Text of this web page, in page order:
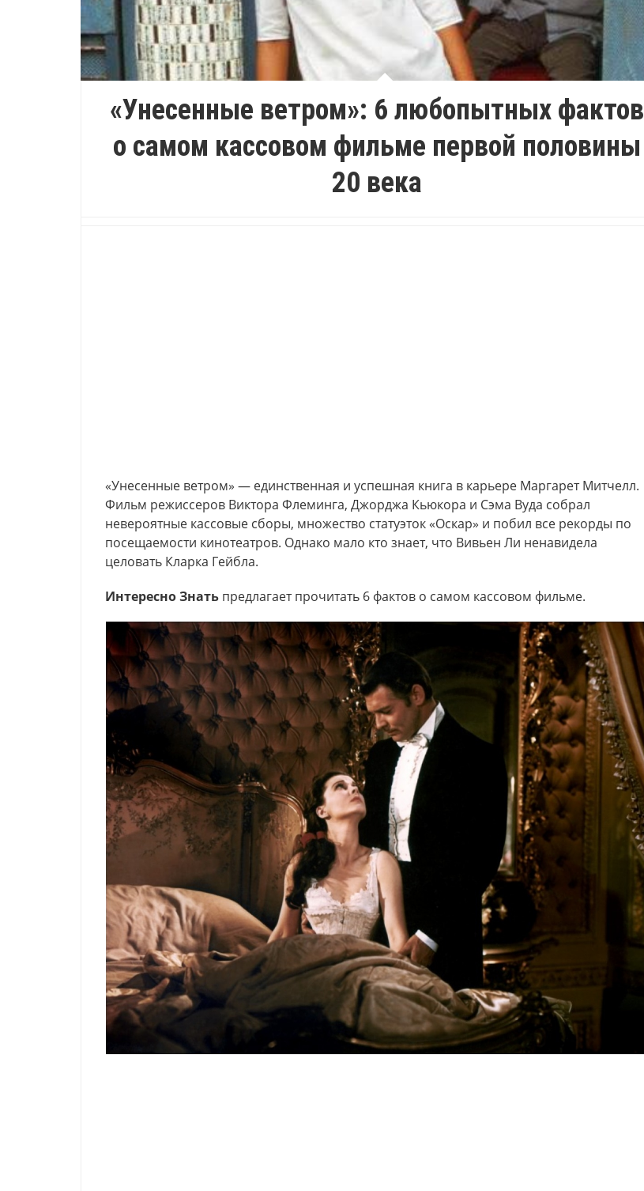
«Унесенные ветром»: 6 любопытных фактов
о самом кассовом фильме первой половины
20 века
«Унесенные ветром» — единственная и успешная книга в карьере Маргарет Митчелл.
Фильм режиссеров Виктора Флеминга, Джорджа Кьюкора и Сэма Вуда собрал
невероятные кассовые сборы, множество статуэток «Оскар» и побил все рекорды по
посещаемости кинотеатров. Однако мало кто знает, что Вивьен Ли ненавидела
целовать Кларка Гейбла.
Интересно Знать предлагает прочитать 6 фактов о самом кассовом фильме.